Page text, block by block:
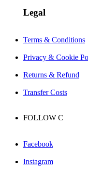
Legal
Terms & Conditions
Privacy & Cookie
Returns & Refund
Transfer Costs
FOLLOW C
Facebook
Instagram